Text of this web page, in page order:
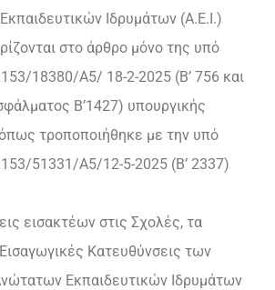
Ιδρυμάτων (Α.Ε.Ι.)
στο άρθρο μόνο της υπό
18380/Α5/ 18-2-2025 (Β’ 756 και
Β’1427) υπουργικής
τροποποιήθηκε με την υπό
51331/Α5/12-5-2025 (Β’ 2337)
εισακτέων στις Σχολές, τα
Κατευθύνσεις των
Εκπαιδευτικών Ιδρυμάτων